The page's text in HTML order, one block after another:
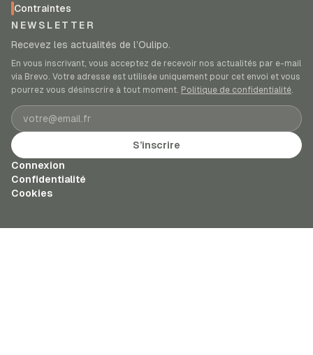
Contraintes
NEWSLETTER
Recevez les actualités de l’Oulipo.
En vous inscrivant, vous acceptez de recevoir nos actualités par e-mail
via Brevo. Votre adresse est utilisée uniquement pour cet envoi et vous
pourrez vous désinscrire à tout moment. Politique de confidentialité.
Adresse e-mail
S’inscrire
Connexion
Confidentialité
Cookies